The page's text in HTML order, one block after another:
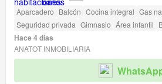
Aparcadero Balcón Cocina integral Gas
Seguridad privada Gimnasio Área infantil
Hace 4 días
ANATOT INMOBILIARIA